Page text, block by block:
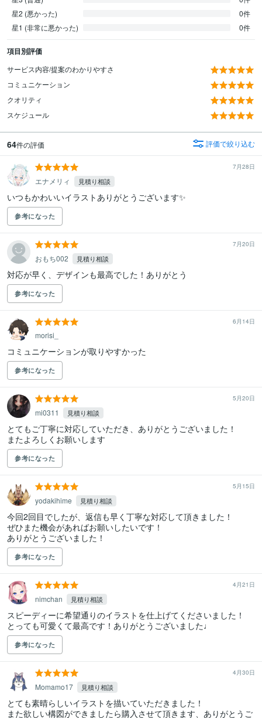
星2 (悪かった)
0件
星1 (非常に悪かった)
0件
項目別評価
サービス内容/提案のわかりやすさ
コミュニケーション
クオリティ
スケジュール
64件の評価 評価で絞り込む
7月28日
エナメリィ 見積り相談
いつもかわいいイラストありがとうございます✨️
参考になった
7月20日
おもち002 見積り相談
対応が早く、デザインも最高でした！ありがとう
参考になった
6月14日
morisi_
コミュニケーションが取りやすかった
参考になった
5月20日
mi0311 見積り相談
とてもご丁寧に対応していただき、ありがとうございました！
またよろしくお願いします
参考になった
5月15日
yodakihime 見積り相談
今回2回目でしたが、返信も早く丁寧な対応して頂きました！
ぜひまた機会があればお願いしたいです！
ありがとうございました！
参考になった
4月21日
nimchan 見積り相談
スピーディーに希望通りのイラストを仕上げてくださいました！
とっても可愛くて最高です！ありがとうございました♩
参考になった
4月30日
Momamo17 見積り相談
とても素晴らしいイラストを描いていただきました！
また欲しい構図ができましたら購入させて頂きます、ありがとうご